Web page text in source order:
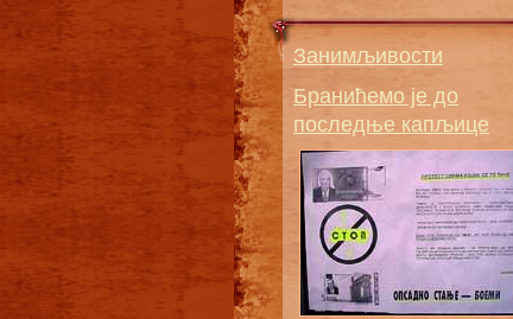
Занимљивости
Бранићемо је до
последње капљице